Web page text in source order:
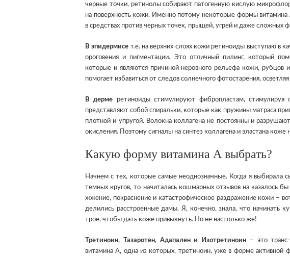
черные точки, ретинолы собирают патогенную кислую
на поверхность кожи. Именно потому некоторые формы
в средствах против черных точек, прыщей, угрей и даже сложных
В эпидермисе т.е. на верхних слоях кожи ретиноиды выступаю в
ороговения и пигментации. Это отличный пилинг, который
которые и являются причиной неровного рельефа кожи,
помогает избавиться от следов солнечного фотостарения,
В дерме ретиноиды стимулируют фибропластам, стимулируя
представляют собой спиральки, которые как пружины матраса
плотной и упругой. Волокна коллагена не постоянны и
окисления. Поэтому сигналы на синтез коллагена и эластана
Какую форму витамина А выбрать?
Начнем с тех, которые самые неоднозначные. Когда я выбирала
темных кругов, то начиталась кошмарных отзывов на казалось
жжение, покраснение и катастрофическое раздражение кожи –
делились расстроенные дамы. Я, конечно, знала, что начинать
трое, чтобы дать коже привыкнуть. Но не настолько же!
Третиноин, Тазаротен, Адапален и Изотретиноин – это
витамина А, одна из которых, третиноин, уже в форме активной